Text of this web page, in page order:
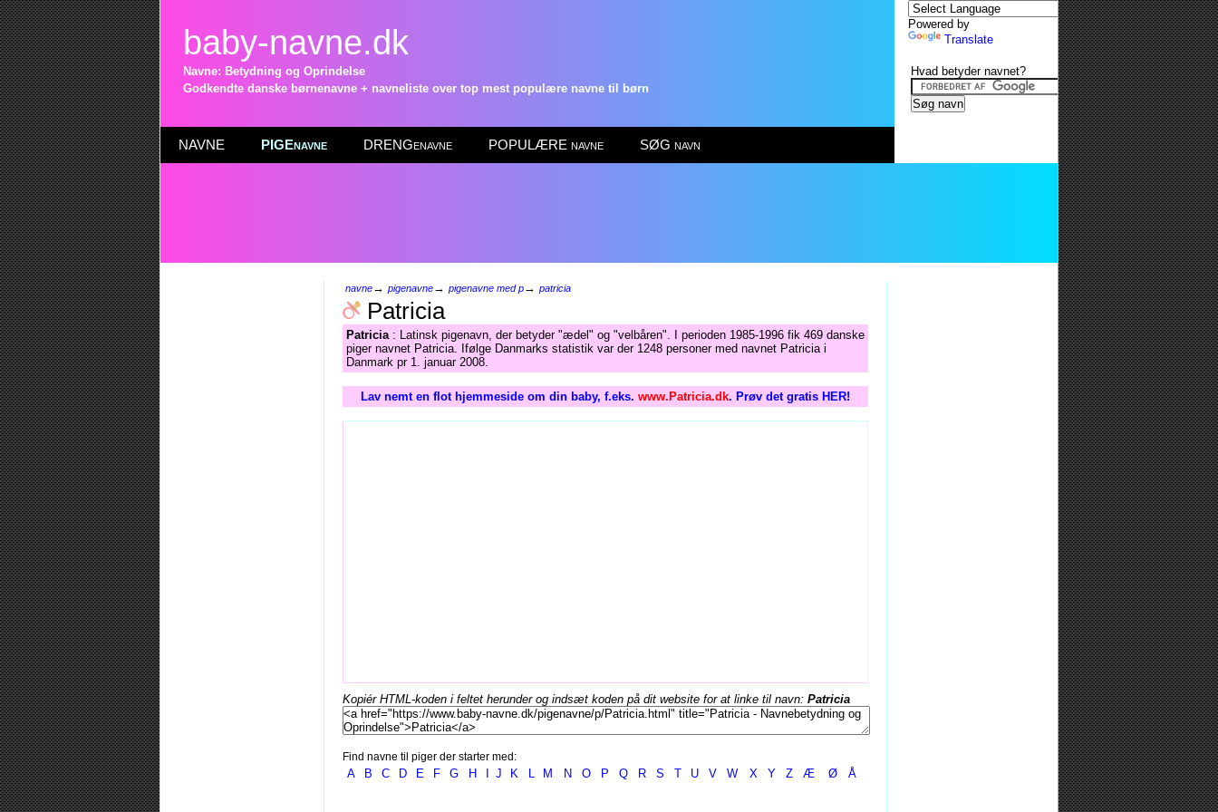
baby-navne.dk
Navne: Betydning og Oprindelse
Godkendte danske børnenavne + navneliste over top mest populære navne til børn
NAVNE PIGEnavne DRENGenavne POPULÆRE navne SØG navn
navne→ pigenavne→ pigenavne med p→ patricia
Patricia
Patricia: Latinsk pigenavn, der betyder "ædel" og "velbåren". I perioden 1985-1996 fik 469 danske
piger navnet Patricia. Ifølge Danmarks statistik var der 1248 personer med navnet Patricia i
Danmark pr 1. januar 2008.
Lav nemt en flot hjemmeside om din baby, f.eks. www.Patricia.dk. Prøv det gratis HER!
Kopiér HTML-koden i feltet herunder og indsæt koden på dit website for at linke til navn: Patricia
Find navne til piger der starter med:
A B C D E F G H J K L M N O P Q R S T U V W X Y Z Æ Ø Å
Powered by
Translate
Hvad betyder navnet?